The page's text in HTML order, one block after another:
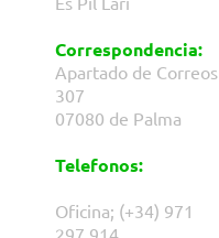
Correspondencia:
Apartado de Correos
307
07080 de Palma
Telefonos:
Oficina; (+34) 971